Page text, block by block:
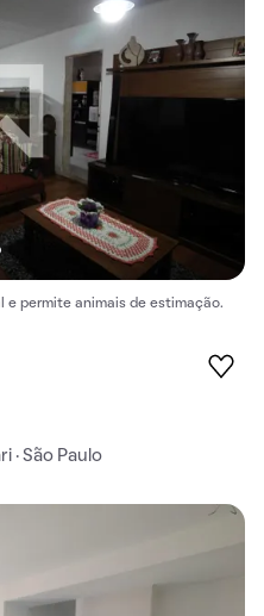
e permite animais de estimação.
· São Paulo